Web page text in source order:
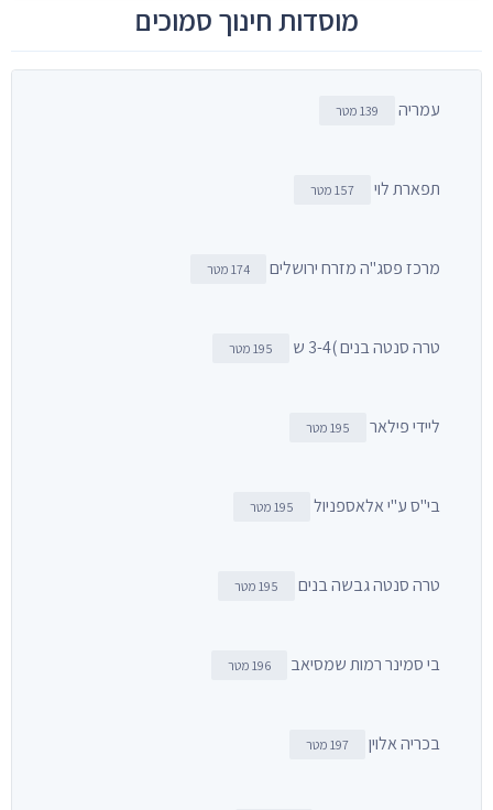
מוסדות חינוך סמוכים
עמריה 139 מטר
תפארת לוי 157 מטר
מרכז פסג"ה מזרח ירושלים 174 מטר
טרה סנטה בנים )3-4 ש 195 מטר
ליידי פילאר 195 מטר
בי"ס ע"י אלאספניול 195 מטר
טרה סנטה גבשה בנים 195 מטר
בי סמינר רמות שמסיאב 196 מטר
בכריה אלוין 197 מטר